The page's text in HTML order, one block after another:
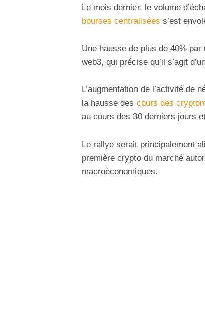
Le mois dernier, le volume
bourses centralisées s’est
Une hausse de plus de 40%
web3, qui précise qu’il s’agit
L’augmentation de l’activité
la hausse des cours des
au cours des 30 derniers jours
Le rallye serait principalement
première crypto du marché
macroéconomiques.